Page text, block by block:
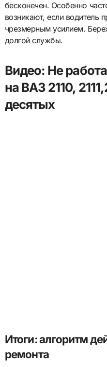
бесконечен. Особенно
возникают, если водитель
чрезмерным усилием.
долгой службы.
Видео: Не
на ВАЗ 2110,
десятых
Итоги: алгоритм
ремонта